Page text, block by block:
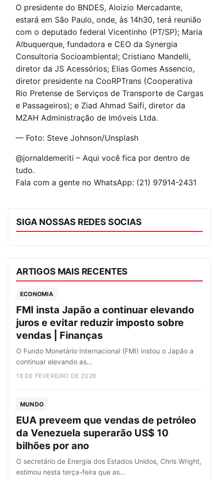
O presidente do BNDES, Aloizio Mercadante,
estará em São Paulo, onde, às 14h30, terá reunião
com o deputado federal Vicentinho (PT/SP); Maria
Albuquerque, fundadora e CEO da Synergia
Consultoria Socioambiental; Cristiano Mandelli,
diretor da JS Acessórios; Elias Gomes Assencio,
diretor presidente na CooRPTrans (Cooperativa
Rio Pretense de Serviços de Transporte de Cargas
e Passageiros); e Ziad Ahmad Saifi, diretor da
MZAH Administração de Imóveis Ltda.
— Foto: Steve Johnson/Unsplash
@jornaldemeriti – Aqui você fica por dentro de
tudo.
Fala com a gente no WhatsApp: (21) 97914-2431
SIGA NOSSAS REDES SOCIAS
ARTIGOS MAIS RECENTES
ECONOMIA
FMI insta Japão a continuar elevando
juros e evitar reduzir imposto sobre
vendas | Finanças
O Fundo Monetário Internacional (FMI) instou o Japão a
continuar elevando as...
18 DE FEVEREIRO DE 2026
MUNDO
EUA preveem que vendas de petróleo
da Venezuela superarão US$ 10
bilhões por ano
O secretário de Energia dos Estados Unidos, Chris Wright,
estimou nesta terça-feira que as...